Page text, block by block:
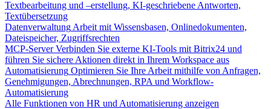
Textbearbeitung und –erstellung, KI-geschriebene Antworten,
Textübersetzung
Datenverwaltung Arbeit mit Wissensbasen, Onlinedokumenten,
Dateispeicher, Zugriffsrechten
MCP-Server Verbinden Sie externe KI-Tools mit Bitrix24 und
führen Sie sichere Aktionen direkt in Ihrem Workspace aus
Automatisierung Optimieren Sie Ihre Arbeit mithilfe von Anfragen,
Genehmigungen, Abrechnungen, RPA und Workflow-
Automatisierung
Alle Funktionen von HR und Automatisierung anzeigen